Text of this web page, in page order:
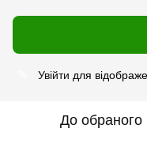
Увійти для
До обраного